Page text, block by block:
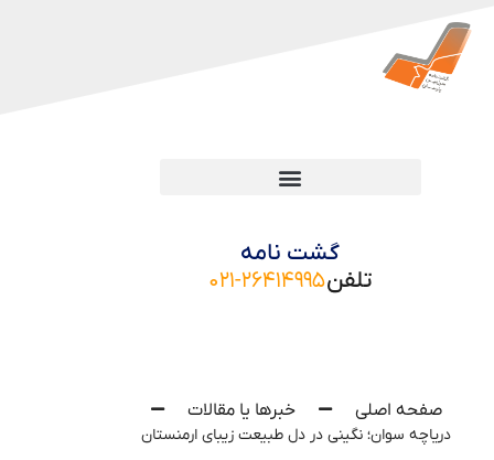
گشت نامه
تلفن۰۲۱-۲۶۴۱۴۹۹۵
صفحه اصلی خبرها یا مقالات
دریاچه سوان؛ نگینی در دل طبیعت زیبای ارمنستان